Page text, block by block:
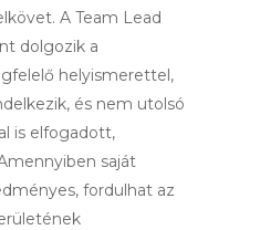
A Team Lead
dolgozik a
helyismerettel,
és nem utolsó
is elfogadott,
saját
fordulhat az